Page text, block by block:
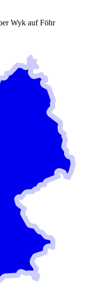
Wyk auf Föhr